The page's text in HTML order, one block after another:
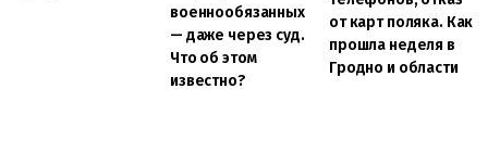
военнообязанных
— даже через суд.
Что об этом
известно?
от карт поляка. Как
прошла неделя в
Гродно и области